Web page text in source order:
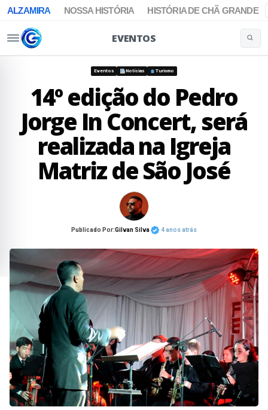
ALZAMIRA NOSSA HISTÓRIA HISTÓRIA DE CHÃ GRANDE
EVENTOS
Eventos Notícias Turismo
14º edição do Pedro
Jorge In Concert, será
realizada na Igreja
Matriz de São José
Publicado Por:Gilvan Silva 4 anos atrás